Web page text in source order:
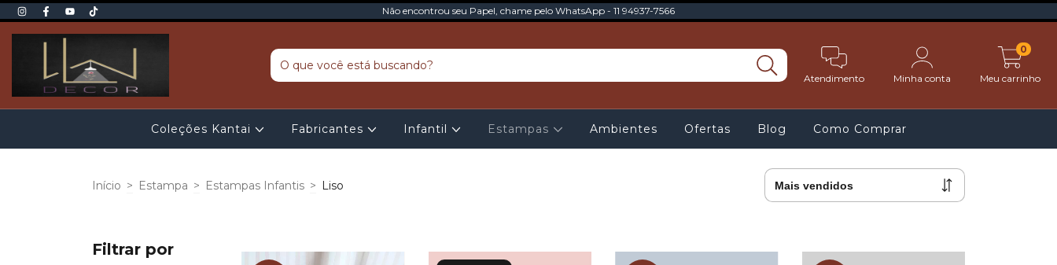
Não encontrou seu Papel, chame pelo WhatsApp - 11 94937-7566
Atendimento Minha conta Meu carrinho
0
Coleções Kantai Fabricantes Infantil Estampas Ambientes Ofertas Blog Como Comprar
Início > Estampa > Estampas Infantis > Liso
Filtrar por